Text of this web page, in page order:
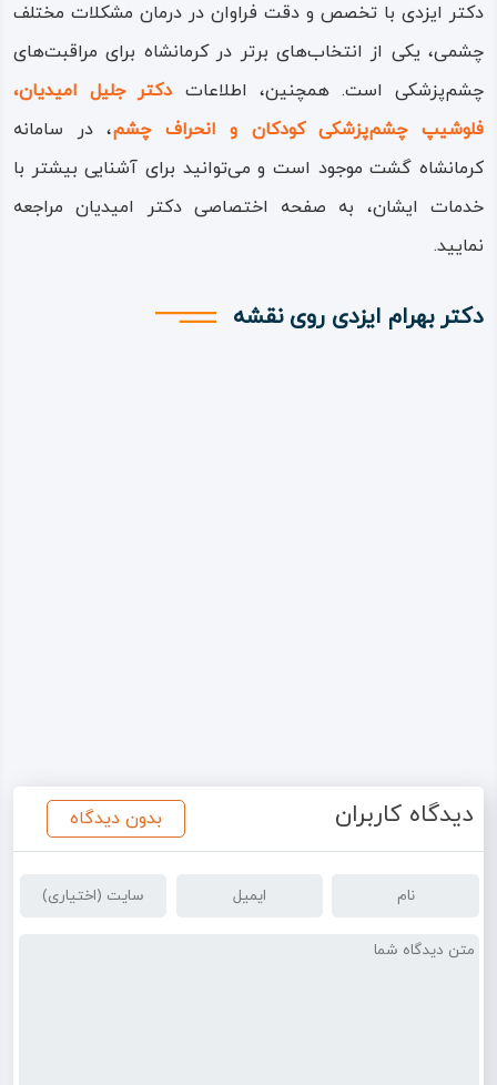
دکتر ایزدی با تخصص و دقت فراوان در درمان مشکلات مختلف
چشمی، یکی از انتخاب‌های برتر در کرمانشاه برای مراقبت‌های
چشم‌پزشکی است. همچنین، اطلاعات دکتر جلیل امیدیان،
فلوشیپ چشم‌پزشکی کودکان و انحراف چشم، در سامانه
کرمانشاه گشت موجود است و می‌توانید برای آشنایی بیشتر با
خدمات ایشان، به صفحه اختصاصی دکتر امیدیان مراجعه
نمایید.
دکتر بهرام ایزدی روی نقشه
دیدگاه کاربران بدون دیدگاه